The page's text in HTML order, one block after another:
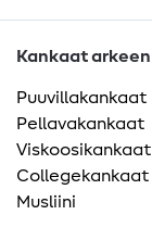
Kankaat arkeen
Puuvillakankaat
Pellavakankaat
Viskoosikankaat
Collegekankaat
Musliini